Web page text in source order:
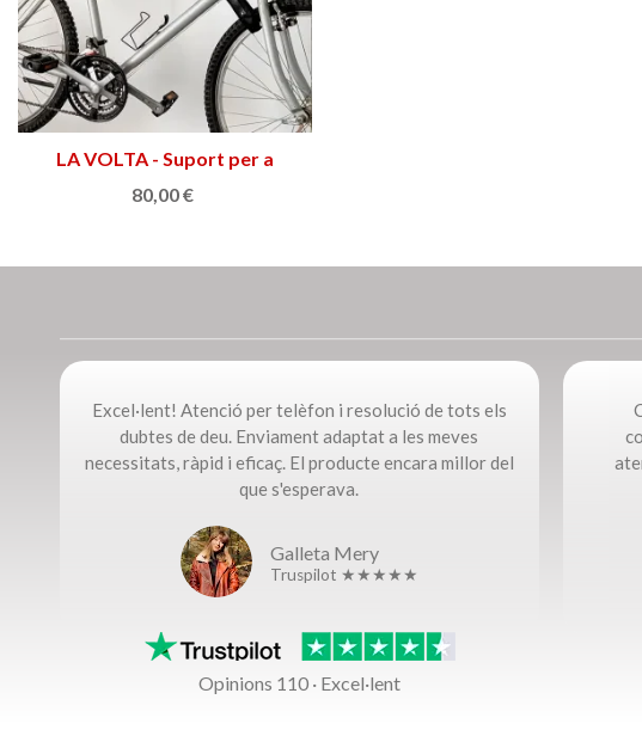
Afegir a la cistella
LA VOLTA - Suport per a
bicicleta
80,00 €
Excel·lent! Atenció per telèfon i resolució de tots els
dubtes de deu. Enviament adaptat a les meves
necessitats, ràpid i eficaç. El producte encara millor del
que s'esperava.
Galleta Mery
Truspilot ★★★★★
Opinions 110 · Excel·lent